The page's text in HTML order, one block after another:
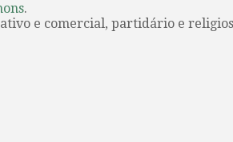
.
e comercial, partidário e